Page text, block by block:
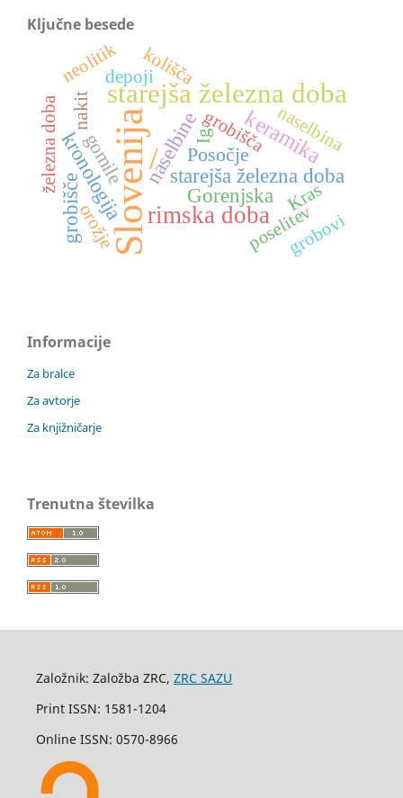
Ključne besede
Slovenija/
starejša železna doba
rimska doba
keramika
starejša železna doba
kronologija Gorenjska
naselbine
grobišče
Posočje
gomile
nakit grobišča
poselitev
naselbina
grobovi
železna doba
Kras
depoji
Ig
orožje
neolitik kolišča
Informacije
Za bralce
Za avtorje
Za knjižničarje
Trenutna številka
Založnik: Založba ZRC, ZRC SAZU
Print ISSN: 1581-1204
Online ISSN: 0570-8966